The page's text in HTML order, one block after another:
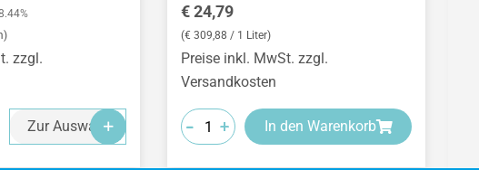
zzgl.
Zur Auswahl
Regulärer Preis:
€ 24,79
(€ 309,88 / 1 Liter)
Preise inkl. MwSt. zzgl.
Versandkosten
-
-
- +
+
+ In den Warenkorb